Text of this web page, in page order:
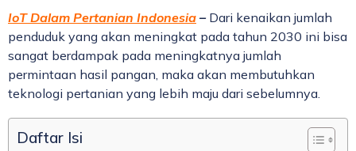
IoT Dalam Pertanian Indonesia – Dari kenaikan jumlah
penduduk yang akan meningkat pada tahun 2030 ini bisa
sangat berdampak pada meningkatnya jumlah
permintaan hasil pangan, maka akan membutuhkan
teknologi pertanian yang lebih maju dari sebelumnya.
Daftar Isi